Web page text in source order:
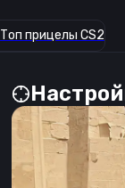
Топ прицелы CS2